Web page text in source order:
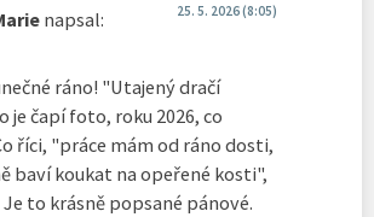
napsal: 25. 5. 2026 (8:05)
ráno! "Utajený dračí
je čapí foto, roku 2026, co
říci, "práce mám od ráno dosti,
baví koukat na opeřené kosti",
to krásně popsané pánové.